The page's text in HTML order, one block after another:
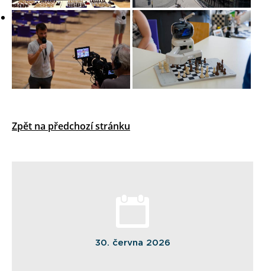
Zpět na předchozí stránku
30. června 2026